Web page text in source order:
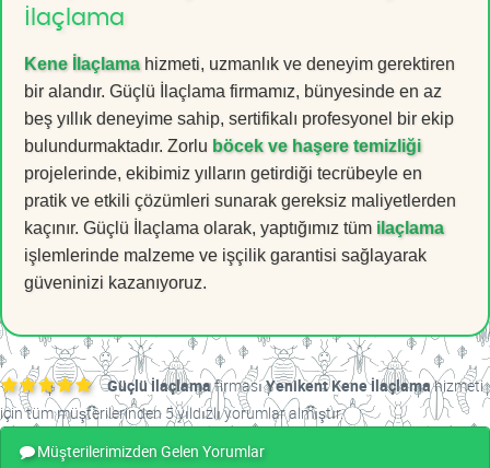
İlaçlama
Kene İlaçlamahizmeti, uzmanlık ve deneyim gerektiren
bir alandır. Güçlü İlaçlama firmamız, bünyesinde en az
beş yıllık deneyime sahip, sertifikalı profesyonel bir ekip
bulundurmaktadır. Zorlu böcek ve haşere temizliği
projelerinde, ekibimiz yılların getirdiği tecrübeyle en
pratik ve etkili çözümleri sunarak gereksiz maliyetlerden
kaçınır. Güçlü İlaçlama olarak, yaptığımız tüm ilaçlama
işlemlerinde malzeme ve işçilik garantisi sağlayarak
güveninizi kazanıyoruz.
Güçlü İlaçlamafirmasıYenikent Kene İlaçlamahizmeti
için tüm müşterilerinden 5 yıldızlı yorumlar almıştır.
Müşterilerimizden Gelen Yorumlar